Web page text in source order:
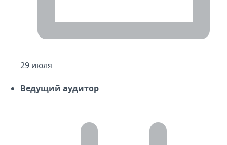
29 июля
Ведущий аудитор